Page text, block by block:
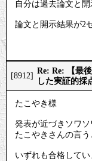
自分は過去論文と
論文と開示結果が2
[8912]
Re: Re: 【最
した実証的採
たこやき様
発表が近づきソワ
たこやきさんの言
いずれも合格して